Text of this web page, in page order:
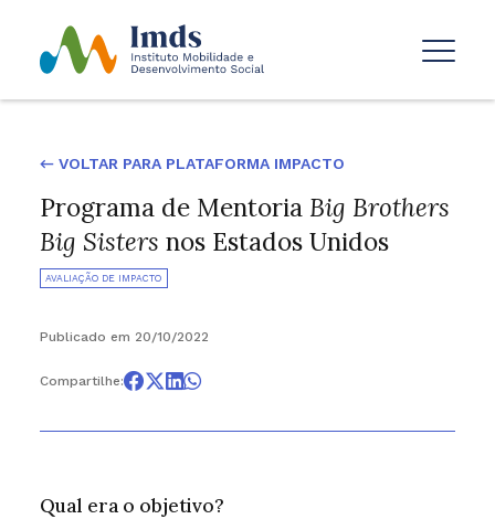
← VOLTAR PARA PLATAFORMA IMPACTO
Programa de Mentoria Big Brothers
Big Sisters nos Estados Unidos
AVALIAÇÃO DE IMPACTO
Publicado em 20/10/2022
Compartilhe:
Qual era o objetivo?